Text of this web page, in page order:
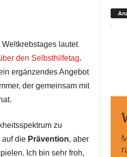
lautet
den Selbsthilfetag.
ergänzendes Angebot
der gemeinsam mit
zu
auf die Prävention, aber
Ich bin sehr froh,